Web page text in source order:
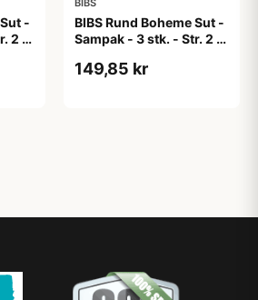
-
2 -
BIBS
BIBS Rund Boheme Sut -
Sampak - 3 stk. - Str. 2 -
149,85 kr